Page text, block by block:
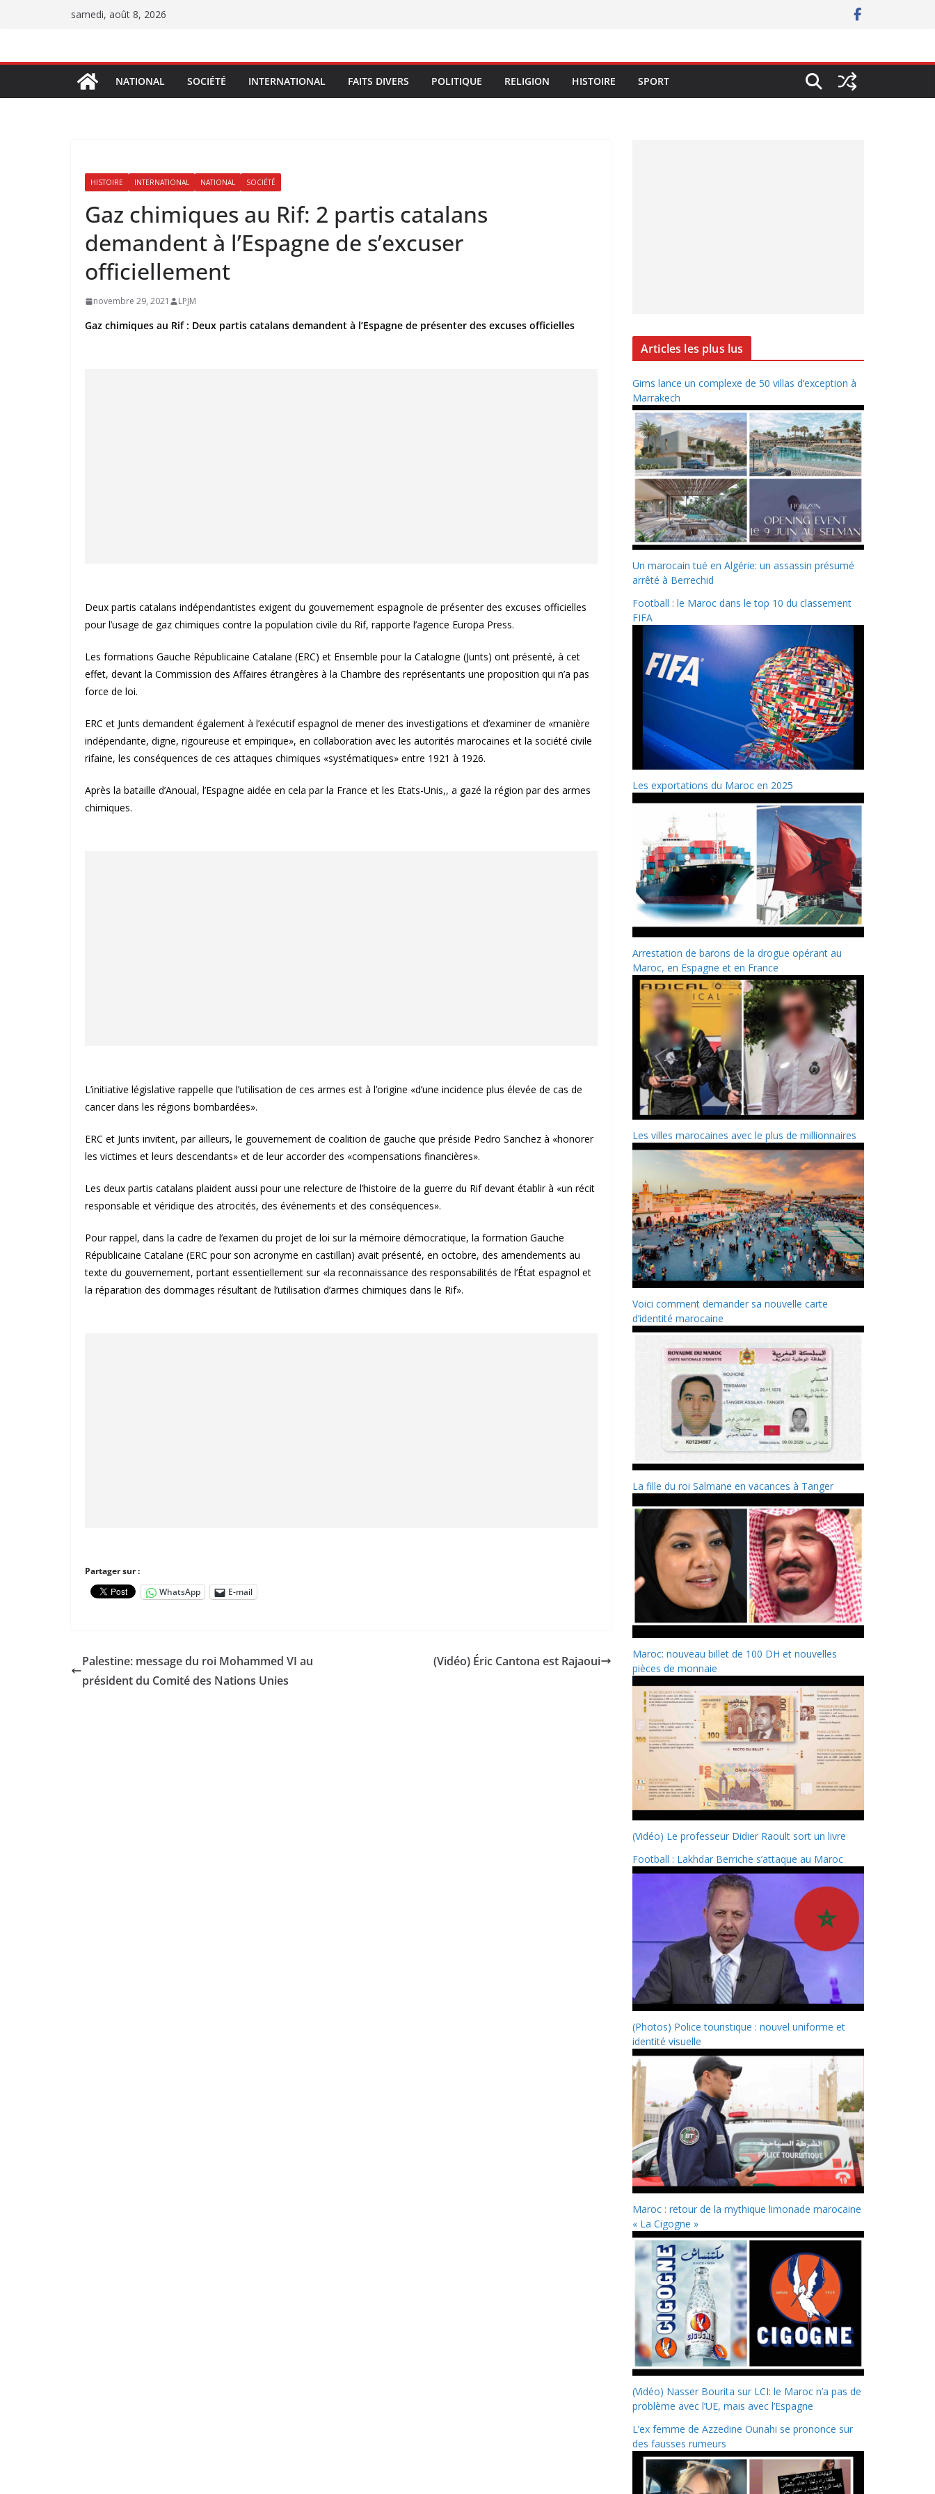
samedi, août 8, 2026
NATIONAL SOCIÉTÉ INTERNATIONAL FAITS DIVERS POLITIQUE RELIGION HISTOIRE SPORT
HISTOIRE INTERNATIONAL NATIONAL SOCIÉTÉ
Gaz chimiques au Rif: 2 partis catalans
demandent à l’Espagne de s’excuser
officiellement
novembre 29, 2021 LPJM
Gaz chimiques au Rif : Deux partis catalans demandent à l’Espagne de présenter des excuses officielles
Deux partis catalans indépendantistes exigent du gouvernement espagnole de présenter des excuses officielles
pour l’usage de gaz chimiques contre la population civile du Rif, rapporte l’agence Europa Press.
Les formations Gauche Républicaine Catalane (ERC) et Ensemble pour la Catalogne (Junts) ont présenté, à cet
effet, devant la Commission des Affaires étrangères à la Chambre des représentants une proposition qui n’a pas
force de loi.
ERC et Junts demandent également à l’exécutif espagnol de mener des investigations et d’examiner de «manière
indépendante, digne, rigoureuse et empirique», en collaboration avec les autorités marocaines et la société civile
rifaine, les conséquences de ces attaques chimiques «systématiques» entre 1921 à 1926.
Après la bataille d’Anoual, l’Espagne aidée en cela par la France et les Etats-Unis,, a gazé la région par des armes
chimiques.
L’initiative législative rappelle que l’utilisation de ces armes est à l’origine «d’une incidence plus élevée de cas de
cancer dans les régions bombardées».
ERC et Junts invitent, par ailleurs, le gouvernement de coalition de gauche que préside Pedro Sanchez à «honorer
les victimes et leurs descendants» et de leur accorder des «compensations financières».
Les deux partis catalans plaident aussi pour une relecture de l’histoire de la guerre du Rif devant établir à «un récit
responsable et véridique des atrocités, des événements et des conséquences».
Pour rappel, dans la cadre de l’examen du projet de loi sur la mémoire démocratique, la formation Gauche
Républicaine Catalane (ERC pour son acronyme en castillan) avait présenté, en octobre, des amendements au
texte du gouvernement, portant essentiellement sur «la reconnaissance des responsabilités de l’État espagnol et
la réparation des dommages résultant de l’utilisation d’armes chimiques dans le Rif».
Partager sur :
WhatsApp
E-mail
Palestine: message du roi Mohammed VI au
président du Comité des Nations Unies
(Vidéo) Éric Cantona est Rajaoui
Articles les plus lus
Gims lance un complexe de 50 villas d’exception à
Marrakech
Un marocain tué en Algérie: un assassin présumé
arrêté à Berrechid
Football : le Maroc dans le top 10 du classement
FIFA
Les exportations du Maroc en 2025
Arrestation de barons de la drogue opérant au
Maroc, en Espagne et en France
Les villes marocaines avec le plus de millionnaires
Voici comment demander sa nouvelle carte
d’identité marocaine
La fille du roi Salmane en vacances à Tanger
Maroc: nouveau billet de 100 DH et nouvelles
pièces de monnaie
(Vidéo) Le professeur Didier Raoult sort un livre
Football : Lakhdar Berriche s’attaque au Maroc
(Photos) Police touristique : nouvel uniforme et
identité visuelle
Maroc : retour de la mythique limonade marocaine
« La Cigogne »
(Vidéo) Nasser Bourita sur LCI: le Maroc n’a pas de
problème avec l’UE, mais avec l’Espagne
L’ex femme de Azzedine Ounahi se prononce sur
des fausses rumeurs